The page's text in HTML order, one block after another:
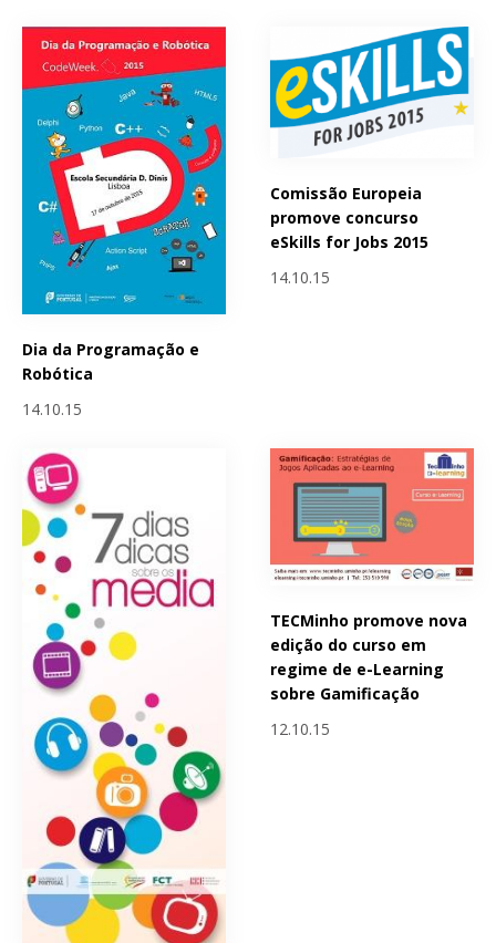
Dia da Programação e
Robótica
14.10.15
Comissão Europeia
promove concurso
eSkills for Jobs 2015
14.10.15
TECMinho promove nova
edição do curso em
regime de e-Learning
sobre Gamificação
12.10.15